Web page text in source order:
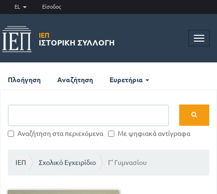
EL Είσοδος
ΙΕΠ
ΙΣΤΟΡΙΚΉ ΣΥΛΛΟΓΉ
Πλοήγηση Αναζήτηση Ευρετήρια
Αναζήτηση στα περιεχόμενα Με ψηφιακά αντίγραφα
ΙΕΠ Σχολικό Εγχειρίδιο Γ' Γυμνασίου